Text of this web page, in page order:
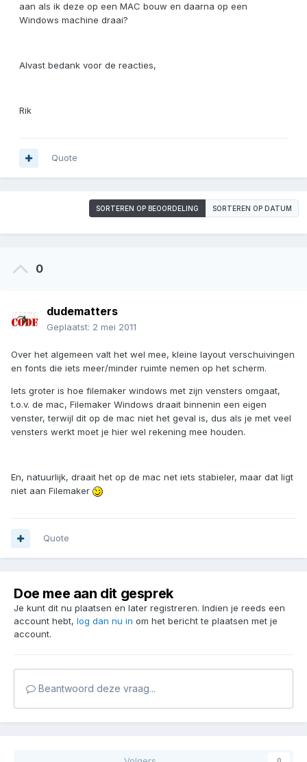
aan als ik deze op een MAC bouw en daarna op een
Windows machine draai?
Alvast bedank voor de reacties,
Rik
Quote
SORTEREN OP BEOORDELING SORTEREN OP DATUM
0
dudematters
Geplaatst: 2 mei 2011
Over het algemeen valt het wel mee, kleine layout verschuivingen
en fonts die iets meer/minder ruimte nemen op het scherm.
Iets groter is hoe filemaker windows met zijn vensters omgaat,
t.o.v. de mac, Filemaker Windows draait binnenin een eigen
venster, terwijl dit op de mac niet het geval is, dus als je met veel
vensters werkt moet je hier wel rekening mee houden.
En, natuurlijk, draait het op de mac net iets stabieler, maar dat ligt
niet aan Filemaker
Quote
Doe mee aan dit gesprek
Je kunt dit nu plaatsen en later registreren. Indien je reeds een
account hebt, log dan nu in om het bericht te plaatsen met je
account.
Beantwoord deze vraag...